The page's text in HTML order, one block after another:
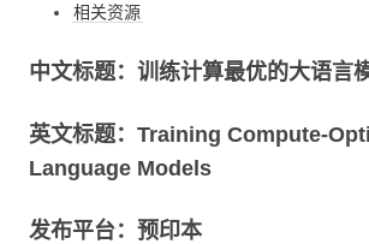
相关资源
中文标题：训练计算最优的大语言
英文标题：Training Compute-
Language Models
发布平台：预印本